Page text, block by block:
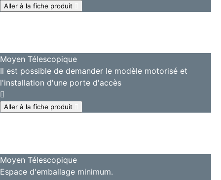
Aller à la fiche produit
Moyen Télescopique
Il est possible de demander le modèle motorisé et
l'installation d'une porte d'accès
Aller à la fiche produit
Moyen Télescopique
Espace d'emballage minimum.